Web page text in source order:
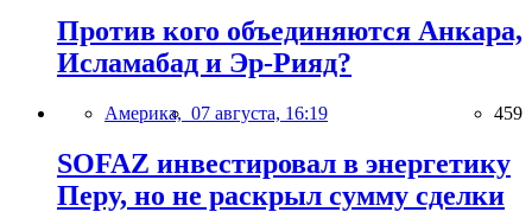
Против кого объединяются Анкара,
Исламабад и Эр-Рияд?
Америка, 07 августа, 16:19 459
SOFAZ инвестировал в энергетику
Перу, но не раскрыл сумму сделки